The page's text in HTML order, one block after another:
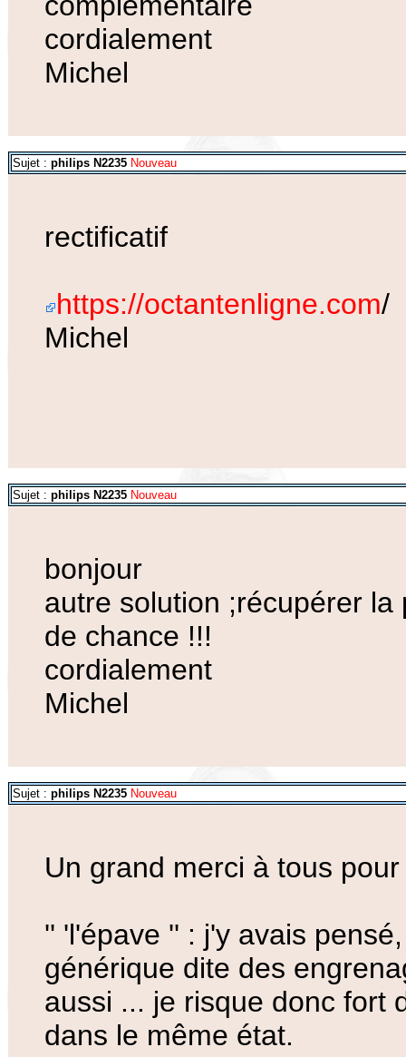
cordialement
Michel
Sujet : philips N2235 Nouveau
rectificatif
https://octantenligne.com/
Michel
Sujet : philips N2235 Nouveau
bonjour
autre solution ;récupérer
de chance !!!
cordialement
Michel
Sujet : philips N2235 Nouveau
Un grand merci à tous
'' 'l'épave '' : j'y avais
générique dite des
aussi ... je risque donc fort
dans le même état.